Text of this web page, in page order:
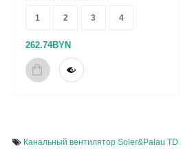
1 2 3 4
262.74BYN
Канальный вентилятор Soler&Palau TD